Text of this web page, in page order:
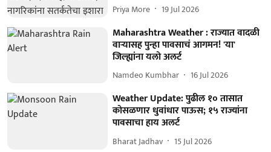
Priya More 19 Jul 2026
Maharashtra Weather : राज्यात वादळी
वाऱ्यासह पुन्हा पावसाचं आगमन! 'या'
जिल्ह्यांना यलो अलर्ट
Namdeo Kumbhar 16 Jul 2026
Weather Update: पुढील १० तासात
कोसळणार धुवांधार पाऊस; १५ राज्यांना
पावसाचा हाय अलर्ट
Bharat Jadhav 15 Jul 2026